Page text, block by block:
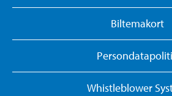
Biltemakort
Whistleblower